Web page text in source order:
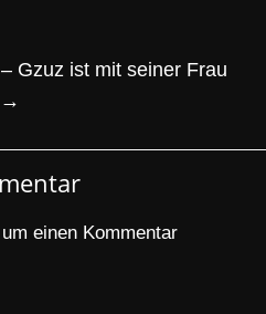
Gzuz ist mit seiner Frau
→
einen Kommentar